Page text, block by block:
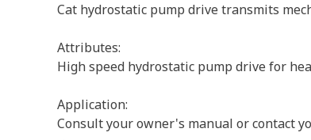
Cat hydrostatic pump drive transmits
Attributes:
High speed hydrostatic pump drive for
Application:
Consult your owner's manual or contact